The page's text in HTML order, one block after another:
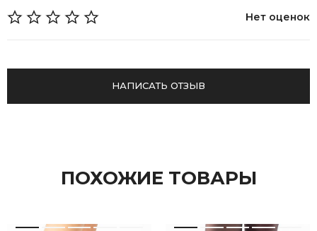
Нет оценок
НАПИСАТЬ ОТЗЫВ
ПОХОЖИЕ ТОВАРЫ